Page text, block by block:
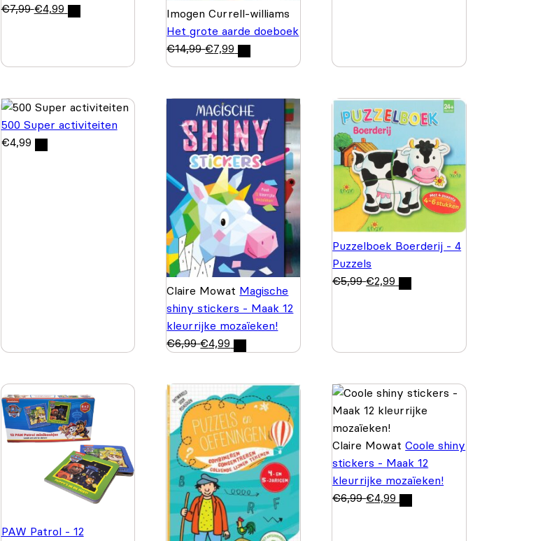
€7,99 €4,99
Imogen Currell-williams
Het grote aarde doeboek
€14,99 €7,99
500 Super activiteiten
€4,99
Claire Mowat Magische
shiny stickers - Maak 12
kleurrijke mozaïeken!
€6,99 €4,99
Puzzelboek Boerderij - 4
Puzzels
€5,99 €2,99
PAW Patrol - 12
Claire MowatCoole shiny
stickers - Maak 12
kleurrijke mozaïeken!
€6,99 €4,99